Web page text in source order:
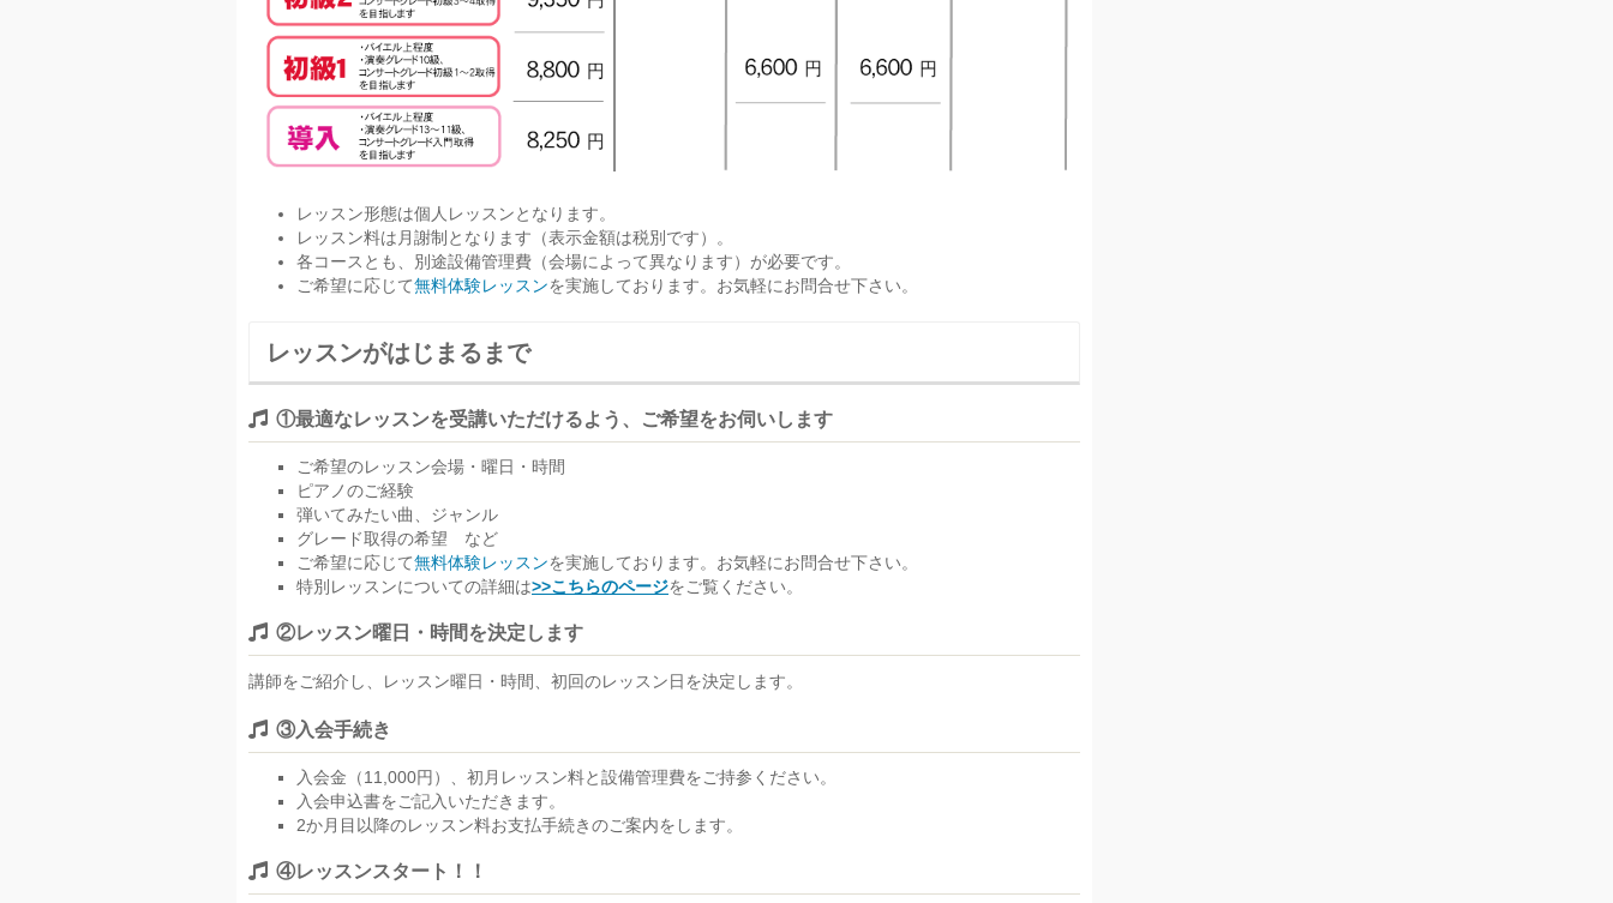
レッスン形態は個人レッスンとなります。
レッスン料は月謝制となります（表示金額は税別です）。
各コースとも、別途設備管理費（会場によって異なります）が必要です。
ご希望に応じて無料体験レッスンを実施しております。お気軽にお問合せ下さい。
レッスンがはじまるまで
①最適なレッスンを受講いただけるよう、ご希望をお伺いします
ご希望のレッスン会場・曜日・時間
ピアノのご経験
弾いてみたい曲、ジャンル
グレード取得の希望 など
ご希望に応じて無料体験レッスンを実施しております。お気軽にお問合せ下さい。
特別レッスンについての詳細は>>こちらのページをご覧ください。
②レッスン曜日・時間を決定します
講師をご紹介し、レッスン曜日・時間、初回のレッスン日を決定します。
③入会手続き
入会金（11,000円）、初月レッスン料と設備管理費をご持参ください。
入会申込書をご記入いただきます。
2か月目以降のレッスン料お支払手続きのご案内をします。
④レッスンスタート！！